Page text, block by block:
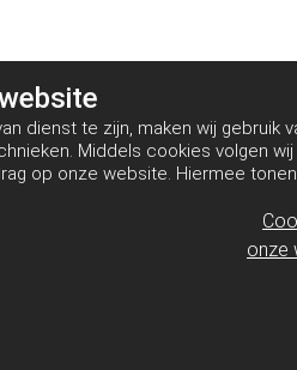
dienst te zijn, maken wij gebruik
Middels cookies volgen wij
op onze website. Hiermee
Bekijk ons cookiebeleid
onze